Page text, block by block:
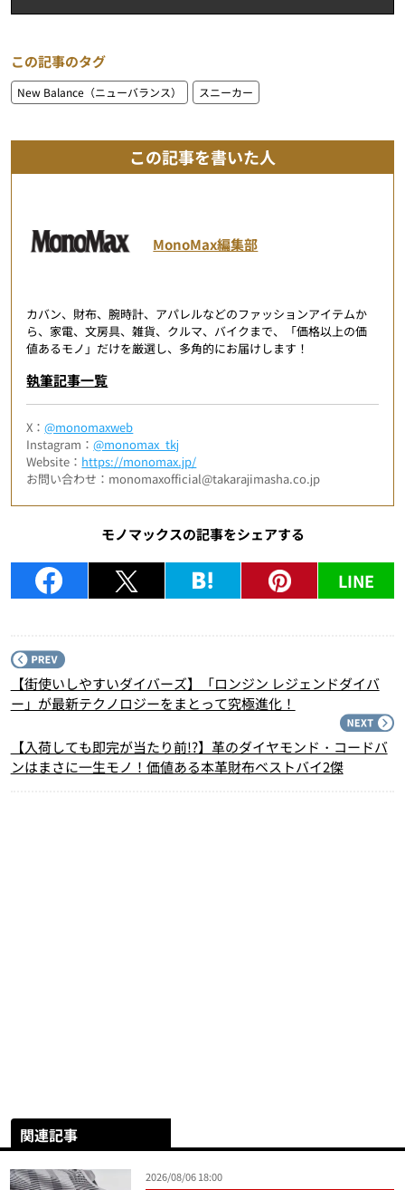
この記事のタグ
New Balance（ニューバランス） スニーカー
この記事を書いた人
MonoMax編集部
カバン、財布、腕時計、アパレルなどのファッションアイテムか
ら、家電、文房具、雑貨、クルマ、バイクまで、「価格以上の価
値あるモノ」だけを厳選し、多角的にお届けします！
執筆記事一覧
X：@monomaxweb
Instagram：@monomax_tkj
Website： https://monomax.jp/
お問い合わせ：monomaxofficial@takarajimasha.co.jp
モノマックスの記事をシェアする
LINE
【街使いしやすいダイバーズ】「ロンジン レジェンドダイバ
ー」が最新テクノロジーをまとって究極進化！
【入荷しても即完が当たり前!?】革のダイヤモンド・コードバ
ンはまさに一生モノ！価値ある本革財布ベストバイ2傑
関連記事
2026/08/06 18:00